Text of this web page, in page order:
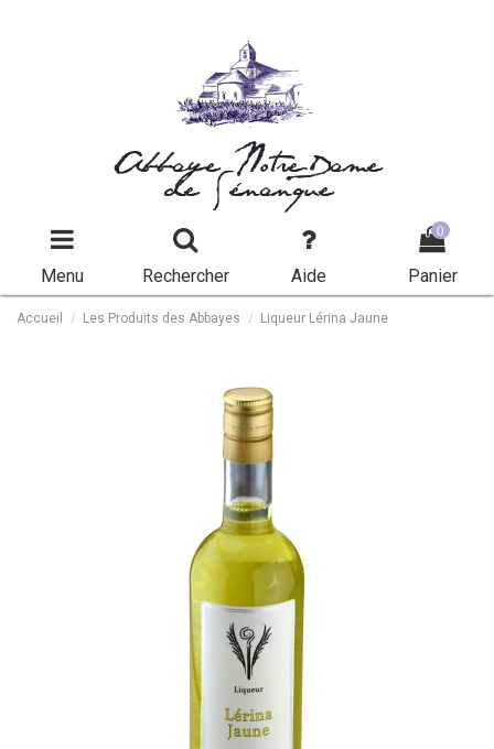
Abbaye Notre-Dame
de Sénanque
Menu Rechercher Aide
0
Panier
Accueil Les Produits des Abbayes Liqueur Lérina Jaune